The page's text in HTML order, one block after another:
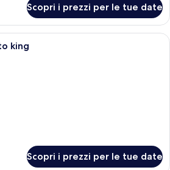
Scopri i prezzi per le tue date
Una camera d'albergo moderna con
king
Scopri i prezzi per le tue date